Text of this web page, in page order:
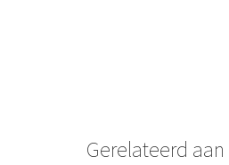
Gerelateerd aan